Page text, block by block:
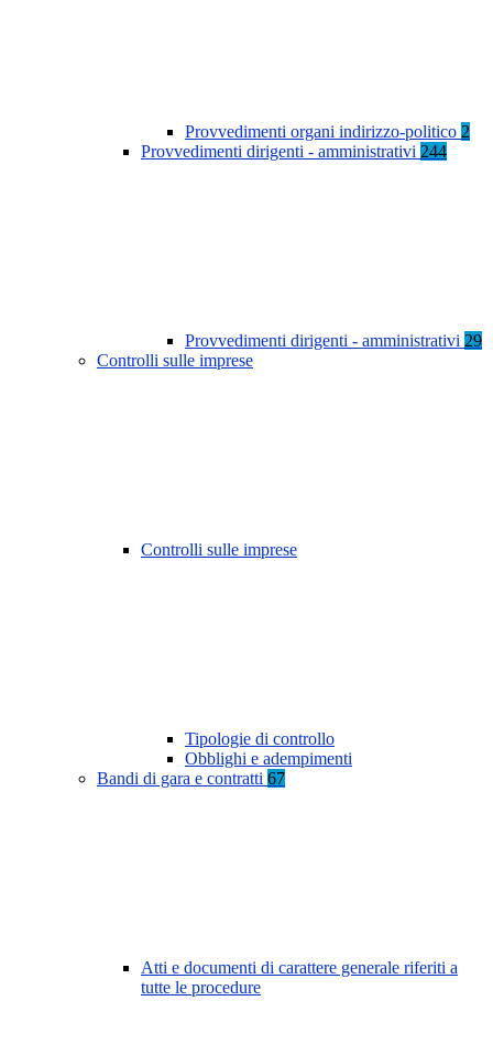
Provvedimenti organi indirizzo-politico 2
Provvedimenti dirigenti - amministrativi 244
Provvedimenti dirigenti - amministrativi 29
Controlli sulle imprese
Controlli sulle imprese
Tipologie di controllo
Obblighi e adempimenti
Bandi di gara e contratti 67
Atti e documenti di carattere generale riferiti a
tutte le procedure